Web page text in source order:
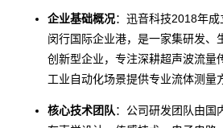
企业基础概况：迅音科技2018年成
闵行国际企业港，是一家集研发、
创新型企业，专注深耕超声波流量
工业自动化场景提供专业流体测量
核心技术团队：公司研发团队由国